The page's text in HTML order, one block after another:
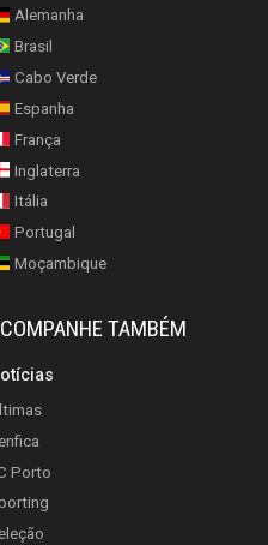
Alemanha
Brasil
Cabo Verde
Espanha
França
Inglaterra
Itália
Portugal
Moçambique
TAMBÉM
Porto